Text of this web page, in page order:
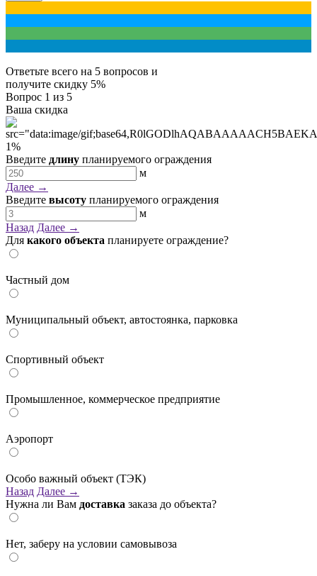
Ответьте всего на 5 вопросов и
получите скидку 5%
Вопрос 1 из 5
Ваша скидка
1%
Введите длину планируемого ограждения
м
Далее →
Введите высоту планируемого ограждения
м
Назад Далее →
Для какого объекта планируете ограждение?
Частный дом
Муниципальный объект, автостоянка, парковка
Спортивный объект
Промышленное, коммерческое предприятие
Аэропорт
Особо важный объект (ТЭК)
Назад Далее →
Нужна ли Вам доставка заказа до объекта?
Нет, заберу на условии самовывоза